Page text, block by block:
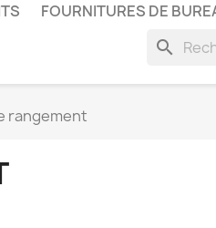
FOURNITURES DE
search
rangement